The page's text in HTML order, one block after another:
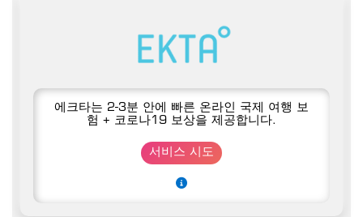
에크타는 2-3분 안에 빠른 온라인 국제 여행 보
험 + 코로나19 보상을 제공합니다.
서비스 시도